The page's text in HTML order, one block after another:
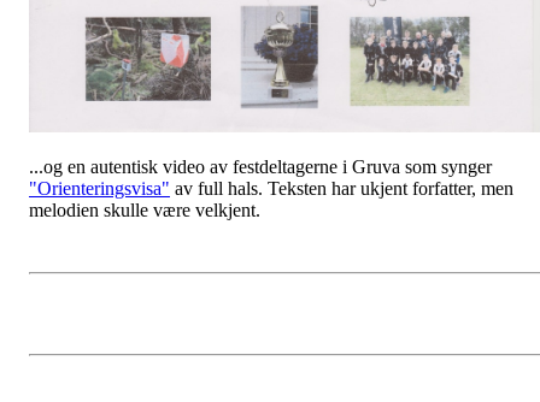
...og en autentisk video av festdeltagerne i Gruva som synger
"Orienteringsvisa" av full hals. Teksten har ukjent forfatter, men
melodien skulle være velkjent.